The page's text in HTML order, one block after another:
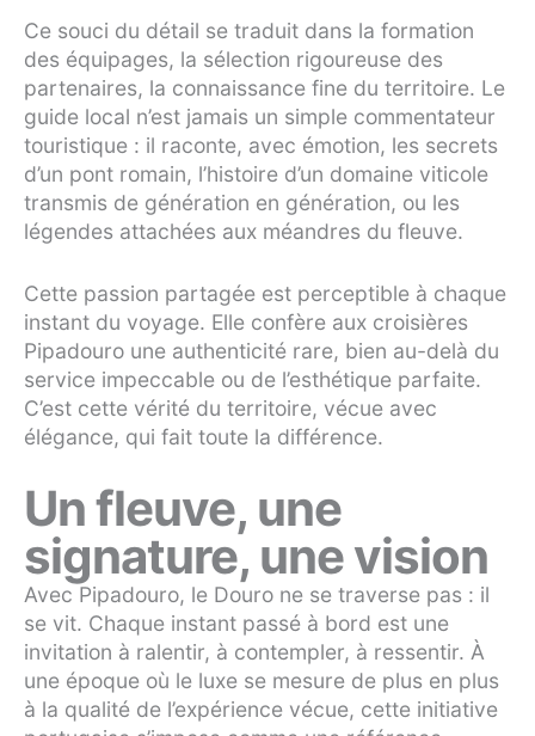
Ce souci du détail se traduit dans la formation
des équipages, la sélection rigoureuse des
partenaires, la connaissance fine du territoire. Le
guide local n’est jamais un simple commentateur
touristique : il raconte, avec émotion, les secrets
d’un pont romain, l’histoire d’un domaine viticole
transmis de génération en génération, ou les
légendes attachées aux méandres du fleuve.
Cette passion partagée est perceptible à chaque
instant du voyage. Elle confère aux croisières
Pipadouro une authenticité rare, bien au-delà du
service impeccable ou de l’esthétique parfaite.
C’est cette vérité du territoire, vécue avec
élégance, qui fait toute la différence.
Un fleuve, une
signature, une vision
Avec Pipadouro, le Douro ne se traverse pas : il
se vit. Chaque instant passé à bord est une
invitation à ralentir, à contempler, à ressentir. À
une époque où le luxe se mesure de plus en plus
à la qualité de l’expérience vécue, cette initiative